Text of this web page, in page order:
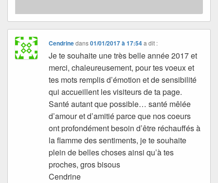
Cendrinedans01/01/2017 à 17:54 a dit :
Je te souhaite une très belle année 2017 et
merci, chaleureusement, pour tes voeux et
tes mots remplis d’émotion et de sensibilité
qui accueillent les visiteurs de ta page.
Santé autant que possible… santé mêlée
d’amour et d’amitié parce que nos coeurs
ont profondément besoin d’être réchauffés à
la flamme des sentiments, je te souhaite
plein de belles choses ainsi qu’à tes
proches, gros bisous
Cendrine